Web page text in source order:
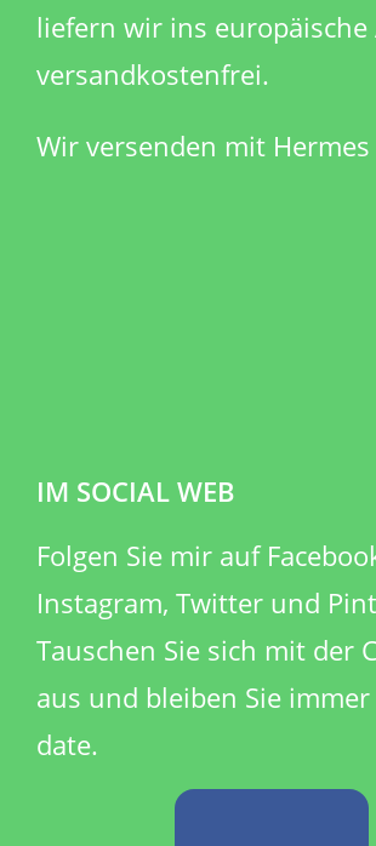
liefern wir ins europäische
versandkostenfrei.
Wir versenden mit Hermes
IM SOCIAL WEB
​Folgen Sie mir auf
Instagram, Twitter und
Tauschen Sie sich mit der
aus und bleiben Sie
date.